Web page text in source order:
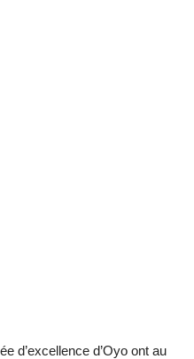
d’excellence d’Oyo ont au